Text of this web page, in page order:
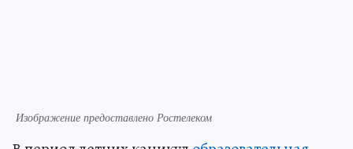
Изображение предоставлено Ростелеком